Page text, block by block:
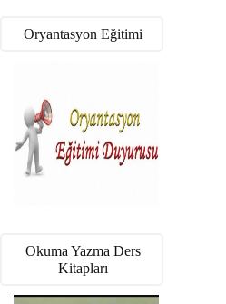
Oryantasyon Eğitimi
Okuma Yazma Ders
Kitapları